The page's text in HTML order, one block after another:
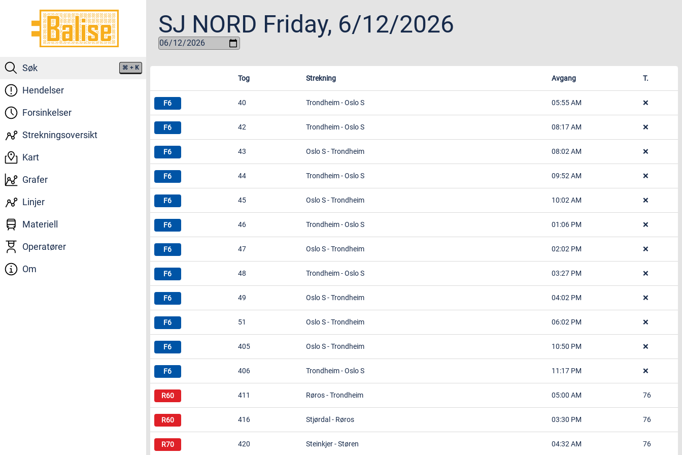
Søk ⌘ + K
Hendelser
Forsinkelser
Strekningsoversikt
Kart
Grafer
Linjer
Materiell
Operatører
Om
SJ NORD Friday, 6/12/2026
Tog Strekning Avgang T.
40 Trondheim-Oslo S 05:55 AM ❌
42 Trondheim-Oslo S 08:17 AM ❌
43 Oslo S-Trondheim 08:02 AM ❌
44 Trondheim-Oslo S 09:52 AM ❌
45 Oslo S-Trondheim 10:02 AM ❌
46 Trondheim-Oslo S 01:06 PM ❌
47 Oslo S-Trondheim 02:02 PM ❌
48 Trondheim-Oslo S 03:27 PM ❌
49 Oslo S-Trondheim 04:02 PM ❌
51 Oslo S-Trondheim 06:02 PM ❌
405 Oslo S-Trondheim 10:50 PM ❌
406 Trondheim-Oslo S 11:17 PM ❌
411 Røros-Trondheim 05:00 AM 76
416 Stjørdal - Røros 03:30 PM 76
420 Steinkjer-Støren 04:32 AM 76